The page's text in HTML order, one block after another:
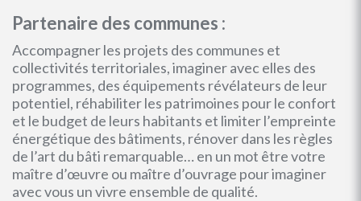
Partenaire des communes :
Accompagner les projets des communes et
collectivités territoriales, imaginer avec elles des
programmes, des équipements révélateurs de leur
potentiel, réhabiliter les patrimoines pour le confort
et le budget de leurs habitants et limiter l’empreinte
énergétique des bâtiments, rénover dans les règles
de l’art du bâti remarquable… en un mot être votre
maître d’œuvre ou maître d’ouvrage pour imaginer
avec vous un vivre ensemble de qualité.